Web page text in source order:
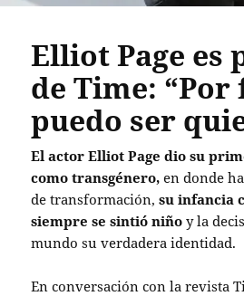
Elliot Page es
de Time: “Por
puedo ser
El actor Elliot Page dio su
como transgénero, en donde
de transformación,su infancia
siempre se sintió niño y la
mundo su verdadera identidad.
En conversación con la revista